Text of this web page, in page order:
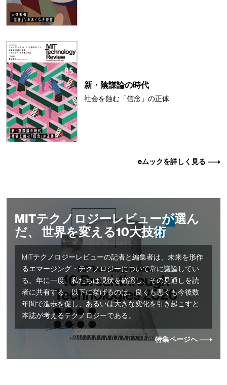
新・陰謀論の時代
社会を蝕む「信念」の正体
eムックを詳しく見る
MITテクノロジーレビューが選ん
だ、 世界を変える10大技術
MITテクノロジーレビューの記者と編集者は、未来を形作
るエマージング・テクノロジーについて常に議論してい
る。年に一度、私たちは現状を確認し、その見通しを読
者に共有する。以下に挙げるのは、良くも悪くも今後数
年間で進歩を促し、あるいは大きな変化を引き起こすと
本誌が考えるテクノロジーである。
特集ページへ